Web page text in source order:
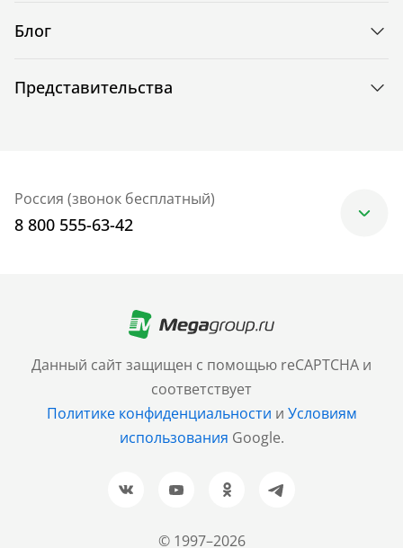
© 1997–2026
Данный сайт защищен с помощью reCAPTCHA и
соответствует
Политике конфиденциальности и Условиям
использования Google.
Блог
Представительства
Россия (звонок бесплатный)
8 800 555-63-42
+7 (499) 705-30-10
Санкт-Петербург
+7 (812) 600-77-33
Барнаул
+7 (961) 999-93-93
Новосибирск